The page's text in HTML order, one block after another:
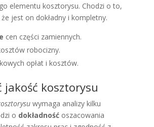
elementu kosztorysu. Chodzi o to,
jest on dokładny i kompletny.
cen części zamiennych.
robocizny.
opłat i kosztów.
jakość kosztorysu
wymaga analizy kilku
o dokładnośćoszacowania